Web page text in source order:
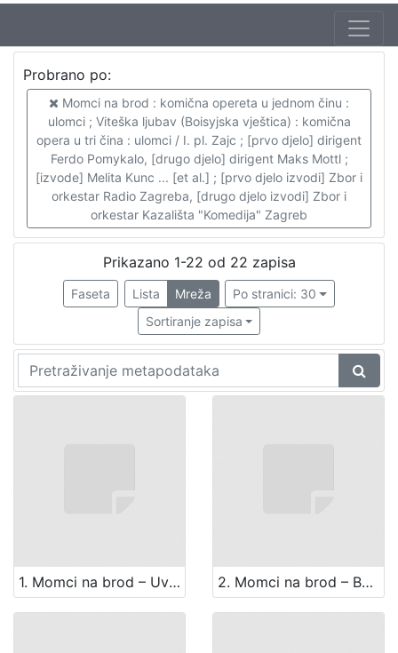
Autor
Zajc, Ivan, ml. (03. 08. 1832. – 16. 12. 1914.)
44Probrano po:
Momci na brod : komična opereta u jednom činu :
ulomci ; Viteška ljubav (Boisyjska vještica) : komična
opera u tri čina : ulomci / I. pl. Zajc ; [prvo djelo] dirigent
Ferdo Pomykalo, [drugo djelo] dirigent Maks Mottl ;
[izvode] Melita Kunc ... [et al.] ; [prvo djelo izvodi] Zbor i
orkestar Radio Zagreba, [drugo djelo izvodi] Zbor i
orkestar Kazališta "Komedija" Zagreb
Prikazano 1-22 od 22 zapisa
Faseta Lista Mreža
Po stranici: 30
Sortiranje zapisa
1. Momci na brod – Uvodni zbor 2. Momci na brod – Barkarola